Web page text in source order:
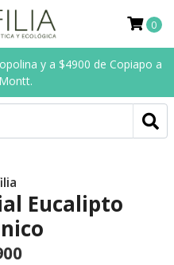
y a $4900 de Copiapo a
0
Eucalipto